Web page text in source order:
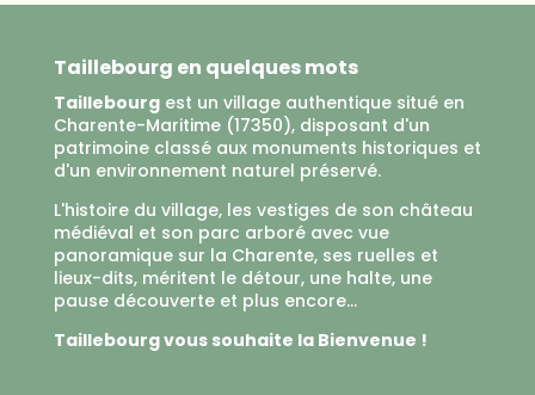
Taillebourg en quelques mots
Taillebourgest un village authentique situé en
Charente-Maritime (17350), disposant d'un
patrimoine classé aux monuments historiques et
d'un environnement naturel préservé.
L'histoire du village, les vestiges de son château
médiéval et son parc arboré avec vue
panoramique sur la Charente, ses ruelles et
lieux-dits, méritent le détour, une halte, une
pause découverte et plus encore...
Taillebourg vous souhaite la Bienvenue !